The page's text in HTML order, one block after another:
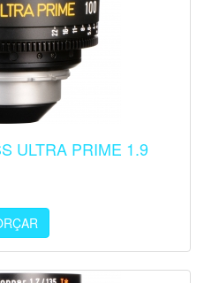
ULTRA PRIME 1.9